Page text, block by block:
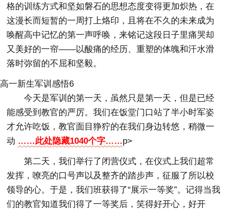
格的训练方式和坚如磐石的思想态度变得更加炽热，在
这漫长而短暂的一周打上烙印，且将在不久的未来成为
唤醒高中记忆的第一声呼唤，来铭记这段日子里痛哭却
又美好的一帘——以酸痛的经历、重塑的体魄和汗水滑
落时弥留的不屈和坚毅。
高一新生军训感悟6
今天是军训的第一天，虽然只是第一天，但是已经
能感受到教官的严厉。我们在饭堂门口站了半小时军姿
才允许吃饭，教官面目狰狞的在我们身边转悠，稍微一
动 ……此处隐藏1040个字……p>
第二天，我们举行了闭营仪式，在仪式上我们超常
发挥，嘹亮的口号声以及整齐的踏步声，征服了所以校
领导的心。于是，我们班获得了“展示一等奖”。记得当我
们的教官知道我们得了一等奖后，笑得好开心，好开